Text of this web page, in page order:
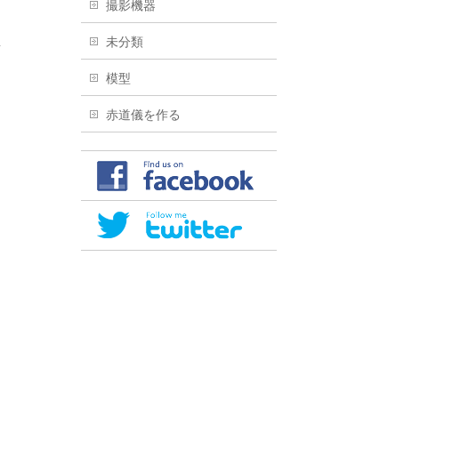
撮影機器
未分類
模型
赤道儀を作る